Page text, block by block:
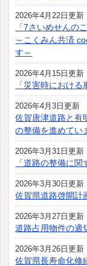
2026年4月22日更新
「7さいめせんの
～こくみん共済
す～
2026年4月15日更新
「災害時におけ
2026年4月3日更新
佐賀唐津道路と有
の整備を進めてい
2026年3月31日更新
「道路の整備に
2026年3月30日更新
佐賀県道路啓開計
2026年3月27日更新
道路占用物件の適
2026年3月26日更新
佐賀県長寿命化修